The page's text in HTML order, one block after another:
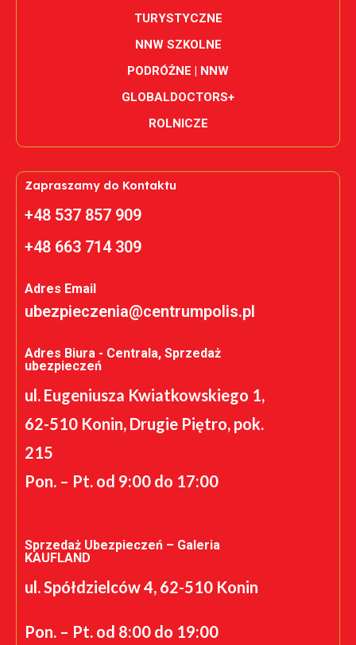
TURYSTYCZNE
NNW SZKOLNE
PODRÓŻNE | NNW
GLOBALDOCTORS+
ROLNICZE
Zapraszamy do Kontaktu
+48 537 857 909
+48 663 714 309
Adres Email
ubezpieczenia@centrumpolis.pl
Adres Biura - Centrala, Sprzedaż
ubezpieczeń
ul. Eugeniusza Kwiatkowskiego 1,
62-510 Konin, Drugie Piętro, pok.
215
Pon. – Pt. od 9:00 do 17:00
Sprzedaż Ubezpieczeń – Galeria
KAUFLAND
ul. Spółdzielców 4, 62-510 Konin
Pon. – Pt. od 8:00 do 19:00